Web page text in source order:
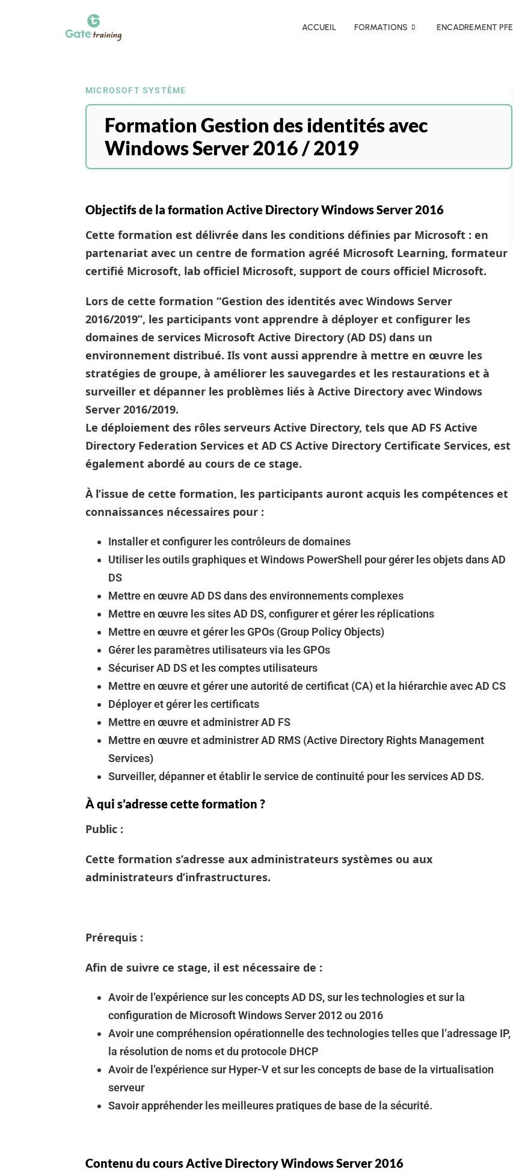
ACCUEIL FORMATIONS ENCADREMENT PFE
MICROSOFT SYSTÈME
Formation Gestion des identités avec
Windows Server 2016 / 2019
Objectifs de la formation Active Directory Windows Server 2016
Cette formation est délivrée dans les conditions définies par Microsoft : en
partenariat avec un centre de formation agréé Microsoft Learning, formateur
certifié Microsoft, lab officiel Microsoft, support de cours officiel Microsoft.
Lors de cette formation “Gestion des identités avec Windows Server
2016/2019”, les participants vont apprendre à déployer et configurer les
domaines de services Microsoft Active Directory (AD DS) dans un
environnement distribué. Ils vont aussi apprendre à mettre en œuvre les
stratégies de groupe, à améliorer les sauvegardes et les restaurations et à
surveiller et dépanner les problèmes liés à Active Directory avec Windows
Server 2016/2019.
Le déploiement des rôles serveurs Active Directory, tels que AD FS Active
Directory Federation Services et AD CS Active Directory Certificate Services, est
également abordé au cours de ce stage.
À l’issue de cette formation, les participants auront acquis les compétences et
connaissances nécessaires pour :
Installer et configurer les contrôleurs de domaines
Utiliser les outils graphiques et Windows PowerShell pour gérer les objets dans AD
DS
Mettre en œuvre AD DS dans des environnements complexes
Mettre en œuvre les sites AD DS, configurer et gérer les réplications
Mettre en œuvre et gérer les GPOs (Group Policy Objects)
Gérer les paramètres utilisateurs via les GPOs
Sécuriser AD DS et les comptes utilisateurs
Mettre en œuvre et gérer une autorité de certificat (CA) et la hiérarchie avec AD CS
Déployer et gérer les certificats
Mettre en œuvre et administrer AD FS
Mettre en œuvre et administrer AD RMS (Active Directory Rights Management
Services)
Surveiller, dépanner et établir le service de continuité pour les services AD DS.
À qui s’adresse cette formation ?
Public :
Cette formation s’adresse aux administrateurs systèmes ou aux
administrateurs d’infrastructures.
Prérequis :
Afin de suivre ce stage, il est nécessaire de :
Avoir de l’expérience sur les concepts AD DS, sur les technologies et sur la
configuration de Microsoft Windows Server 2012 ou 2016
Avoir une compréhension opérationnelle des technologies telles que l’adressage IP,
la résolution de noms et du protocole DHCP
Avoir de l’expérience sur Hyper-V et sur les concepts de base de la virtualisation
serveur
Savoir appréhender les meilleures pratiques de base de la sécurité.
Contenu du cours Active Directory Windows Server 2016